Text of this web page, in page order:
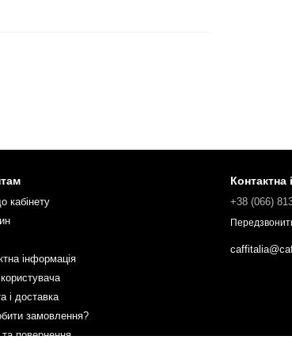
кабінету
інформація
і доставка
замовлення?
повернення
Контактна
+38 (066)